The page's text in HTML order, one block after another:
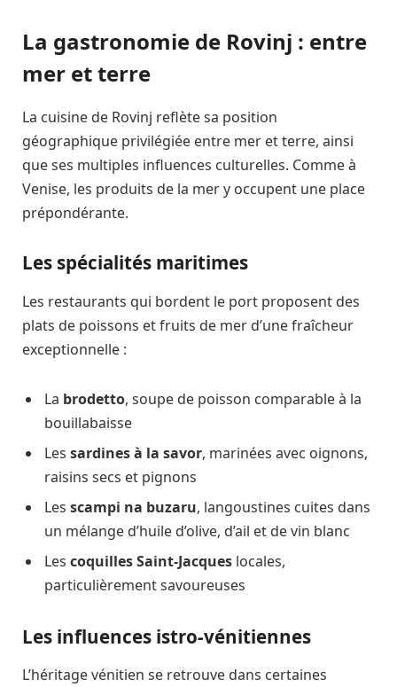
La gastronomie de Rovinj : entre
mer et terre
La cuisine de Rovinj reflète sa position
géographique privilégiée entre mer et terre, ainsi
que ses multiples influences culturelles. Comme à
Venise, les produits de la mer y occupent une place
prépondérante.
Les spécialités maritimes
Les restaurants qui bordent le port proposent des
plats de poissons et fruits de mer d’une fraîcheur
exceptionnelle :
La brodetto, soupe de poisson comparable à la
bouillabaisse
Les sardines à la savor, marinées avec oignons,
raisins secs et pignons
Les scampi na buzaru, langoustines cuites dans
un mélange d’huile d’olive, d’ail et de vin blanc
Les coquilles Saint-Jacques locales,
particulièrement savoureuses
Les influences istro-vénitiennes
L’héritage vénitien se retrouve dans certaines